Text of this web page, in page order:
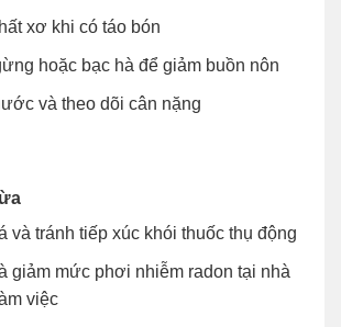
xơ khi có táo bón
hoặc bạc hà để giảm buồn nôn
và theo dõi cân nặng
và tránh tiếp xúc khói thuốc thụ động
giảm mức phơi nhiễm radon tại nhà
việc